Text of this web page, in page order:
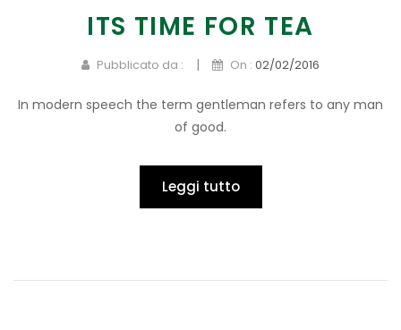
ITS TIME FOR TEA
Pubblicato da : | On : 02/02/2016
In modern speech the term gentleman refers to any man
of good.
Leggi tutto